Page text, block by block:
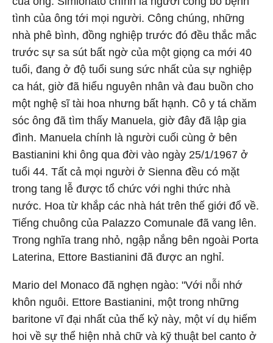
tình của ông tới mọi người. Công chúng, những
nhà phê bình, đồng nghiệp trước đó đều thắc mắc
trước sự sa sút bất ngờ của một giọng ca mới 40
tuổi, đang ở độ tuổi sung sức nhất của sự nghiệp
ca hát, giờ đã hiểu nguyên nhân và đau buồn cho
một nghệ sĩ tài hoa nhưng bất hạnh. Cô y tá chăm
sóc ông đã tìm thấy Manuela, giờ đây đã lập gia
đình. Manuela chính là người cuối cùng ở bên
Bastianini khi ông qua đời vào ngày 25/1/1967 ở
tuổi 44. Tất cả mọi người ở Sienna đều có mặt
trong tang lễ được tổ chức với nghi thức nhà
nước. Hoa từ khắp các nhà hát trên thế giới đổ về.
Tiếng chuông của Palazzo Comunale đã vang lên.
Trong nghĩa trang nhỏ, ngập nắng bên ngoài Porta
Laterina, Ettore Bastianini đã được an nghỉ.
Mario del Monaco đã nghẹn ngào: "Với nỗi nhớ
khôn nguôi. Ettore Bastianini, một trong những
baritone vĩ đại nhất của thế kỷ này, một ví dụ hiếm
hoi về sự thể hiện nhả chữ và kỹ thuật bel canto ở